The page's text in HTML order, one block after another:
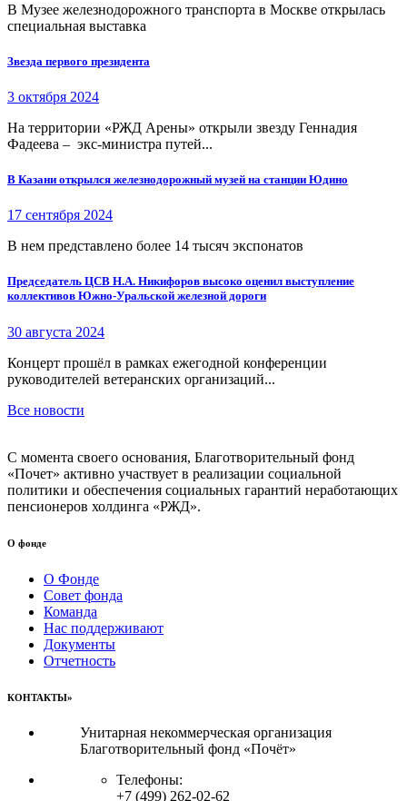
В Музее железнодорожного транспорта в Москве открылась
специальная выставка
Звезда первого президента
3 октября 2024
На территории «РЖД Арены» открыли звезду Геннадия
Фадеева – экс-министра путей...
В Казани открылся железнодорожный музей на станции Юдино
17 сентября 2024
В нем представлено более 14 тысяч экспонатов
Председатель ЦСВ Н.А. Никифоров высоко оценил выступление
коллективов Южно-Уральской железной дороги
30 августа 2024
Концерт прошёл в рамках ежегодной конференции
руководителей ветеранских организаций...
Все новости
С момента своего основания, Благотворительный фонд
«Почет» активно участвует в реализации социальной
политики и обеспечения социальных гарантий неработающих
пенсионеров холдинга «РЖД».
О фонде
О Фонде
Совет фонда
Команда
Нас поддерживают
Документы
Отчетность
КОНТАКТЫ»
Унитарная некоммерческая организация
Благотворительный фонд «Почёт»
Телефоны:
+7 (499) 262-02-62